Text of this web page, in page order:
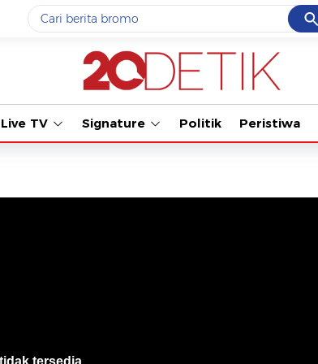
Cancel
Yang sedang ramai dicari
#3streaming motogp
#5data live draw sgp
Live TV Signature Politik Peristiwa
tersedia